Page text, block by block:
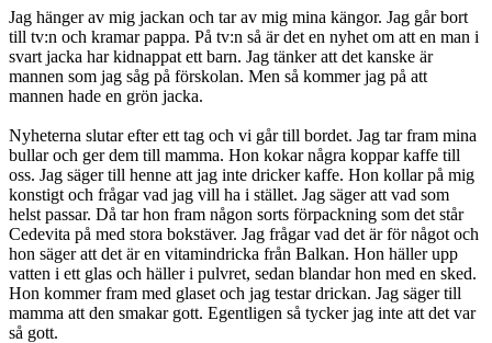
Jag hänger av mig jackan och tar av mig mina kängor. Jag går bort
till tv:n och kramar pappa. På tv:n så är det en nyhet om att en man i
svart jacka har kidnappat ett barn. Jag tänker att det kanske är
mannen som jag såg på förskolan. Men så kommer jag på att
mannen hade en grön jacka.
Nyheterna slutar efter ett tag och vi går till bordet. Jag tar fram mina
bullar och ger dem till mamma. Hon kokar några koppar kaffe till
oss. Jag säger till henne att jag inte dricker kaffe. Hon kollar på mig
konstigt och frågar vad jag vill ha i stället. Jag säger att vad som
helst passar. Då tar hon fram någon sorts förpackning som det står
Cedevita på med stora bokstäver. Jag frågar vad det är för något och
hon säger att det är en vitamindricka från Balkan. Hon häller upp
vatten i ett glas och häller i pulvret, sedan blandar hon med en sked.
Hon kommer fram med glaset och jag testar drickan. Jag säger till
mamma att den smakar gott. Egentligen så tycker jag inte att det var
så gott.